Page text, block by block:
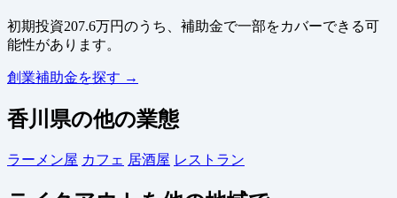
初期投資207.6万円のうち、補助金で一部をカバーできる可
能性があります。
創業補助金を探す →
香川県の他の業態
ラーメン屋 カフェ 居酒屋 レストラン